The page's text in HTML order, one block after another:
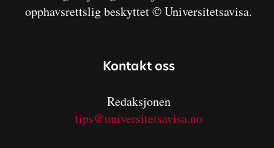
opphavsrettslig beskyttet © Universitetsavisa.
Kontakt oss
Redaksjonen
tips@universitetsavisa.no